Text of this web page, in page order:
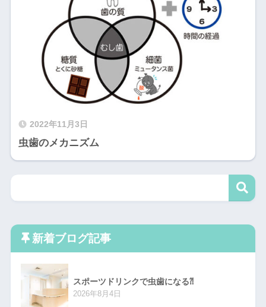
2022年11月3日
虫歯のメカニズム
新着ブログ記事
スポーツドリンクで虫歯になる⁈
2026年8月4日